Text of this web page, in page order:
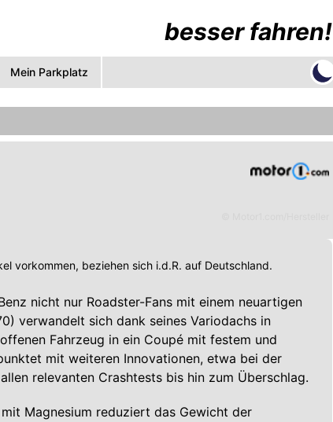
besser fahren!
Mein Parkplatz
vorkommen, beziehen sich i.d.R. auf Deutschland.
nicht nur Roadster-Fans mit einem neuartigen
verwandelt sich dank seines Variodachs in
Fahrzeug in ein Coupé mit festem und
mit weiteren Innovationen, etwa bei der
relevanten Crashtests bis hin zum Überschlag.
Magnesium reduziert das Gewicht der